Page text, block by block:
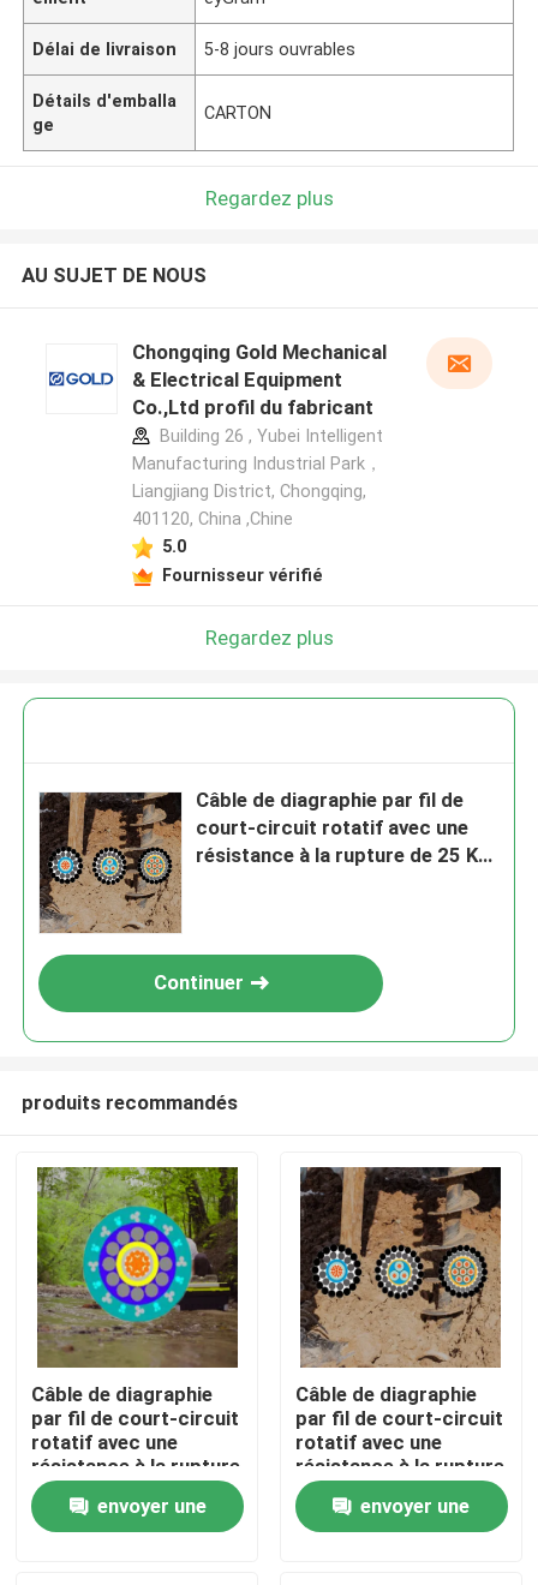
Aperçu
Produits
Délai de livraison 5-8 jours ouvrables
Détails d'emballa
ge
CARTON
Regardez plus
AU SUJET DE NOUS
Chongqing Gold Mechanical
& Electrical Equipment
Co.,Ltd profil du fabricant
Building 26 , Yubei Intelligent
Manufacturing Industrial Park，
Liangjiang District, Chongqing,
401120, China ,Chine
5.0
Fournisseur vérifié
Regardez plus
Câble de diagraphie par fil de
court-circuit rotatif avec une
résistance à la rupture de 25 KN
Continuer
produits recommandés
Câble de diagraphie
par fil de court-circuit
rotatif avec une
résistance à la rupture
de 25 KN et une
température nominale
de 232 °C pour la
envoyer une
Câble de diagraphie
par fil de court-circuit
rotatif avec une
résistance à la rupture
de 25 KN et une
température nominale
de 232 °C pour la
envoyer une